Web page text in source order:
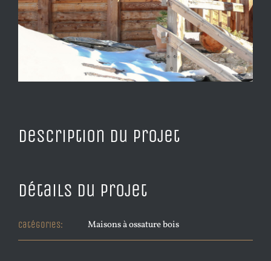
Description du projet
Détails du projet
Catégories: Maisons à ossature bois